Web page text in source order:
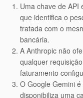
Uma chave de API
que identifica o
tratada com o
bancária.
A Anthropic não
qualquer
faturamento
O Google Gemini
disponibiliza uma